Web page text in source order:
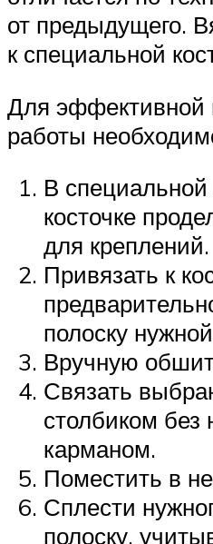
от предыдущего.
к специальной
Для эффективной
работы
В специальной
косточке
для креплений.
Привязать к
полоску
Вручную
Связать
столбиком
карманом.
Поместить в
Сплести
полоску,